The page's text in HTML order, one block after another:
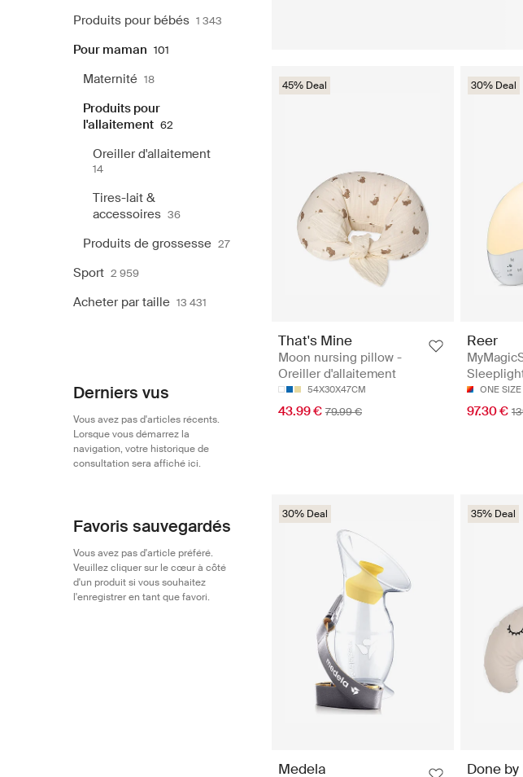
Produits pour bébés 1 343
Pour maman 101
Maternité 18
Produits pour
l'allaitement 62
Oreiller d'allaitement
14
Tires-lait &
accessoires 36
Produits de grossesse 27
Sport 2 959
Acheter par taille 13 431
Derniers vus
Vous avez pas d'articles récents.
Lorsque vous démarrez la
navigation, votre historique de
consultation sera affiché ici.
Favoris sauvegardés
Vous avez pas d'article préféré.
Veuillez cliquer sur le cœur à côté
d'un produit si vous souhaitez
l'enregistrer en tant que favori.
45% Deal
That's Mine
Moon nursing pillow -
Oreiller d'allaitement
54X30X47CM
43.99 € 79.99 €
30% Deal
Reer
ONE SIZE
97.30 €
30% Deal
Medela
35% Deal
Done by